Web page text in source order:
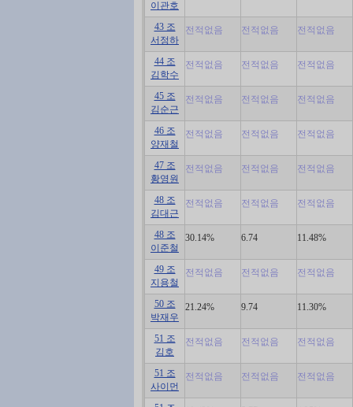
이관호
43 조
서정하
전적없음 전적없음 전적없음
44 조
김학수
전적없음 전적없음 전적없음
45 조
김순근
전적없음 전적없음 전적없음
46 조
양재철
전적없음 전적없음 전적없음
47 조
황영원
전적없음 전적없음 전적없음
48 조
김대근
전적없음 전적없음 전적없음
48 조
이준철
30.14% 6.74 11.48%
49 조
지용철
전적없음 전적없음 전적없음
50 조
박재우
21.24% 9.74 11.30%
51 조
김호
전적없음 전적없음 전적없음
51 조
사이먼
전적없음 전적없음 전적없음